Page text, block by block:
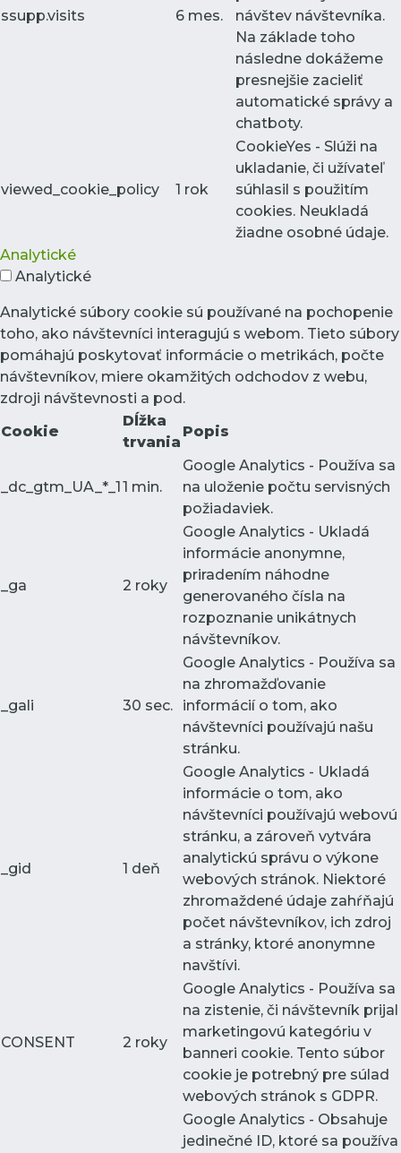
ssupp.visits 6 mes.
návštev návštevníka.
Na základe toho
následne dokážeme
presnejšie zacieliť
automatické správy a
chatboty.
viewed_cookie_policy 1 rok
CookieYes - Slúži na
ukladanie, či užívateľ
súhlasil s použitím
cookies. Neukladá
žiadne osobné údaje.
Analytické
Analytické
Analytické súbory cookie sú používané na pochopenie
toho, ako návštevníci interagujú s webom. Tieto súbory
pomáhajú poskytovať informácie o metrikách, počte
návštevníkov, miere okamžitých odchodov z webu,
zdroji návštevnosti a pod.
Cookie
Dĺžka
trvania
Popis
_dc_gtm_UA_*_1 1 min.
Google Analytics - Používa sa
na uloženie počtu servisných
požiadaviek.
_ga 2 roky
Google Analytics - Ukladá
informácie anonymne,
priradením náhodne
generovaného čísla na
rozpoznanie unikátnych
návštevníkov.
_gali 30 sec.
Google Analytics - Používa sa
na zhromažďovanie
informácií o tom, ako
návštevníci používajú našu
stránku.
_gid 1 deň
Google Analytics - Ukladá
informácie o tom, ako
návštevníci používajú webovú
stránku, a zároveň vytvára
analytickú správu o výkone
webových stránok. Niektoré
zhromaždené údaje zahŕňajú
počet návštevníkov, ich zdroj
a stránky, ktoré anonymne
navštívi.
CONSENT 2 roky
Google Analytics - Používa sa
na zistenie, či návštevník prijal
marketingovú kategóriu v
banneri cookie. Tento súbor
cookie je potrebný pre súlad
webových stránok s GDPR.
Google Analytics - Obsahuje
jedinečné ID, ktoré sa používa